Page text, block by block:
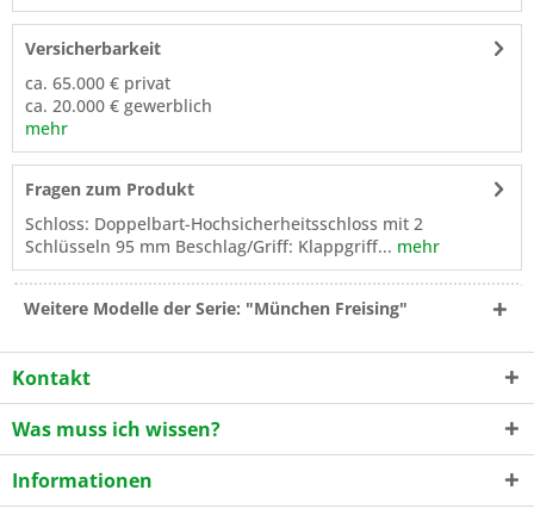
Versicherbarkeit
ca. 65.000 € privat
ca. 20.000 € gewerblich
mehr
Fragen zum Produkt
Schloss: Doppelbart-Hochsicherheitsschloss mit 2
Schlüsseln 95 mm Beschlag/Griff: Klappgriff... mehr
Weitere Modelle der Serie: "München Freising"
Kontakt
Was muss ich wissen?
Informationen